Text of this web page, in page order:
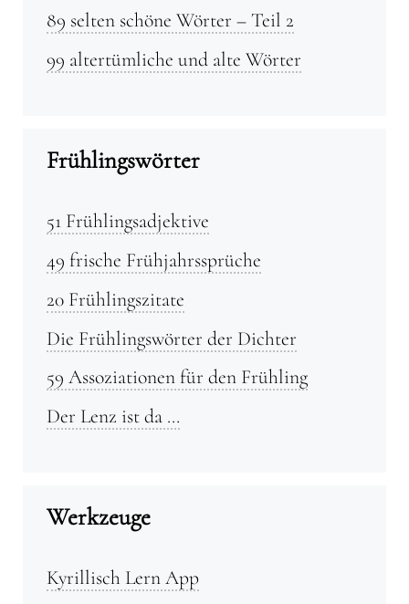
89 selten schöne Wörter – Teil 2
99 altertümliche und alte Wörter
Frühlingswörter
51 Frühlingsadjektive
49 frische Frühjahrssprüche
20 Frühlingszitate
Die Frühlingswörter der Dichter
59 Assoziationen für den Frühling
Der Lenz ist da …
Werkzeuge
Kyrillisch Lern App